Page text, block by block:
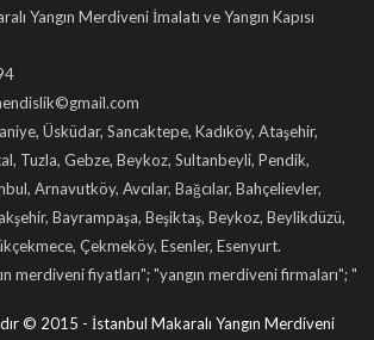
Yangın Merdiveni İmalatı ve Yangın Kapısı
Üsküdar, Sancaktepe, Kadıköy, Ataşehir,
Tuzla, Gebze, Beykoz, Sultanbeyli, Pendik,
Arnavutköy, Avcılar, Bağcılar, Bahçelievler,
Bayrampaşa, Beşiktaş, Beykoz, Beylikdüzü,
Çekmeköy, Esenler, Esenyurt.
"; "yangın merdiveni firmaları"; "yangın merdiveni
© 2015 - İstanbul Makaralı Yangın Merdiveni